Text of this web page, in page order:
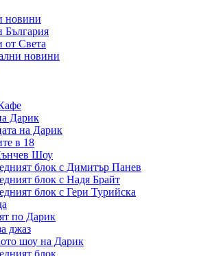
новини
Света
новини
Дарик
на Дарик
в 18
Шоу
блок с Димитър Панев
блок с Надя Брайт
блок с Гери Турийска
по Дарик
джаз
шоу на Дарик
блок